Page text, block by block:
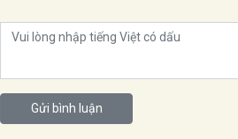
Gửi bình luận